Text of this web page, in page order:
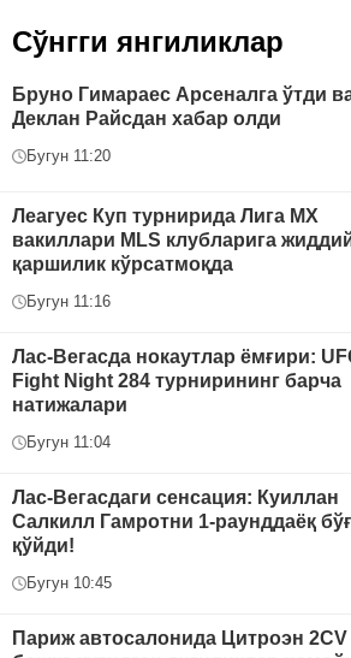
Сўнгги янгиликлар
Бруно Гимараес Арсеналга ўтди
Деклан Райсдан хабар олди
Бугун 11:20
Леагуес Куп турнирида Лига МХ
вакиллари MLS клубларига
қаршилик кўрсатмоқда
Бугун 11:16
Лас-Вегасда нокаутлар ёмғири:
Fight Night 284 турнирининг барча
натижалари
Бугун 11:04
Лас-Вегасдаги сенсация: Куиллан
Салкилл Гамротни 1-раунддаёқ
қўйди!
Бугун 10:45
Париж автосалонида Цитроэн 2CV